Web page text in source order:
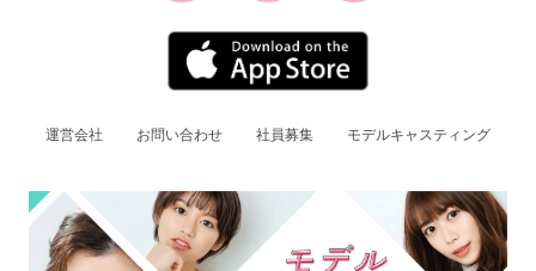
運営会社 お問い合わせ 社員募集 モデルキャスティング